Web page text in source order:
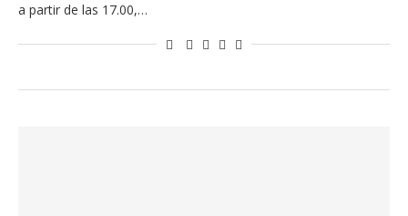
a partir de las 17.00,…